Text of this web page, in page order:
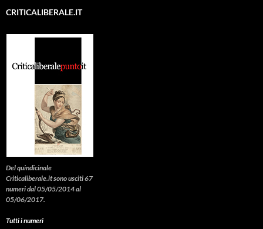
CRITICALIBERALE.IT
Del quindicinale
Criticaliberale.it sono usciti 67
numeri dal 05/05/2014 al
05/06/2017.
Tutti i numeri